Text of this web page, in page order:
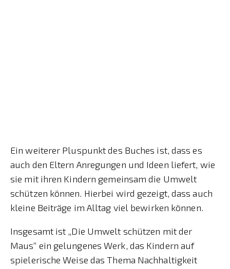
Ein weiterer Pluspunkt des Buches ist, dass es
auch den Eltern Anregungen und Ideen liefert, wie
sie mit ihren Kindern gemeinsam die Umwelt
schützen können. Hierbei wird gezeigt, dass auch
kleine Beiträge im Alltag viel bewirken können.
Insgesamt ist „Die Umwelt schützen mit der
Maus“ ein gelungenes Werk, das Kindern auf
spielerische Weise das Thema Nachhaltigkeit